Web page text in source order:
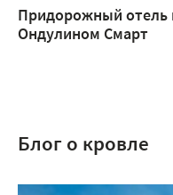
Придорожный отель
Ондулином Смарт
Блог о кровле